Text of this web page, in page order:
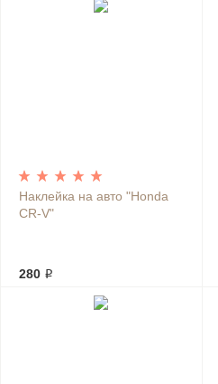
Наклейка на авто "Honda
CR-V"
280 ₽